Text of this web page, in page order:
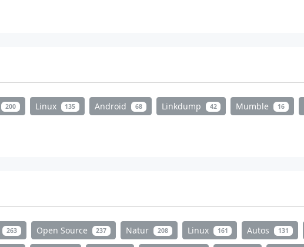
200 Linux 135 Android 68 Linkdump 42 Mumble 16
263 Open Source 237 Natur 208 Linux 161 Autos 131